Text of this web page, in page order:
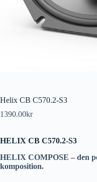
Helix CB C570.2-S3
1390.00kr
HELIX CB C570.2-S3
HELIX COMPOSE – den
komposition.